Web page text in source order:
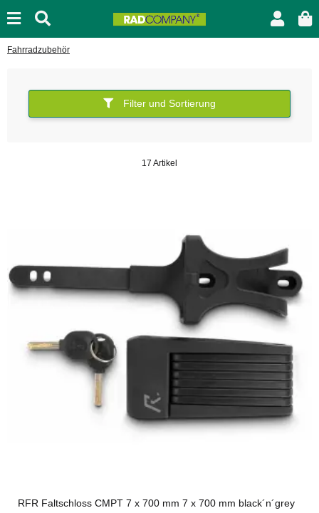
Fahrradzubehör
Filter und Sortierung
17 Artikel
RFR Faltschloss CMPT 7 x 700 mm 7 x 700 mm black´n´grey